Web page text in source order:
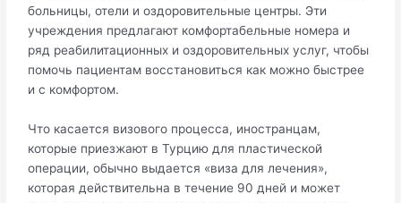
больницы, отели и оздоровительные центры. Эти
учреждения предлагают комфортабельные номера и
ряд реабилитационных и оздоровительных услуг, чтобы
помочь пациентам восстановиться как можно быстрее
и с комфортом.
Что касается визового процесса, иностранцам,
которые приезжают в Турцию для пластической
операции, обычно выдается «виза для лечения»,
которая действительна в течение 90 дней и может